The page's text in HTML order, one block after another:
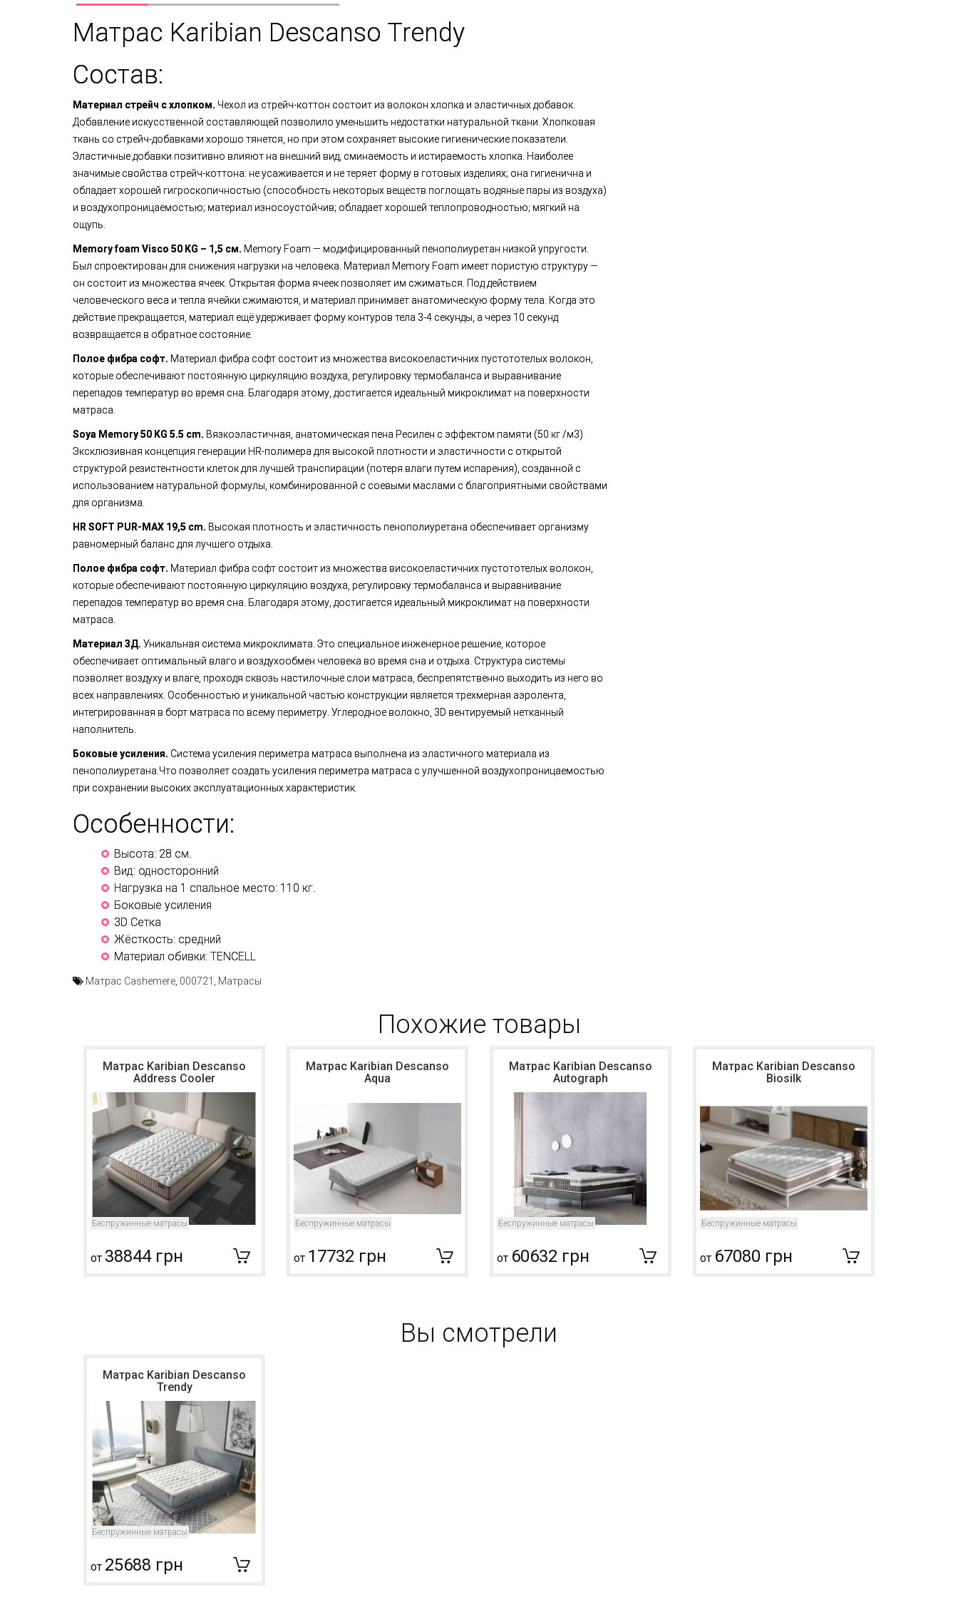
Матрас Karibian Descanso Trendy
Состав:
Материал стрейч с хлопком. Чехол из стрейч-коттон состоит из волокон хлопка и эластичных добавок.
Добавление искусственной составляющей позволило уменьшить недостатки натуральной ткани. Хлопковая
ткань со стрейч-добавками хорошо тянется, но при этом сохраняет высокие гигиенические показатели.
Эластичные добавки позитивно влияют на внешний вид, сминаемость и истираемость хлопка. Наиболее
значимые свойства стрейч-коттона: не усаживается и не теряет форму в готовых изделиях; она гигиенична и
обладает хорошей гигроскопичностью (способность некоторых веществ поглощать водяные пары из воздуха)
и воздухопроницаемостью; материал износоустойчив; обладает хорошей теплопроводностью; мягкий на
ощупь.
Memory foam Visco 50 KG – 1,5 см. Memory Foam — модифицированный пенополиуретан низкой упругости.
Был спроектирован для снижения нагрузки на человека. Материал Memory Foam имеет пористую структуру —
он состоит из множества ячеек. Открытая форма ячеек позволяет им сжиматься. Под действием
человеческого веса и тепла ячейки сжимаются, и материал принимает анатомическую форму тела. Когда это
действие прекращается, материал ещё удерживает форму контуров тела 3-4 секунды, а через 10 секунд
возвращается в обратное состояние.
Полое фибра софт. Материал фибра софт состоит из множества високоеластичних пустототелых волокон,
которые обеспечивают постоянную циркуляцию воздуха, регулировку термобаланса и выравнивание
перепадов температур во время сна. Благодаря этому, достигается идеальный микроклимат на поверхности
матраса.
Soya Memory 50 KG 5.5 cm. Вязкоэластичная, анатомическая пена Ресилен с эффектом памяти (50 кг /м3)
Эксклюзивная концепция генерации HR-полимера для высокой плотности и эластичности с открытой
структурой резистентности клеток для лучшей транспирации (потеря влаги путем испарения), созданной с
использованием натуральной формулы, комбинированной с соевыми маслами с благоприятными свойствами
для организма.
HR SOFT PUR-MAX 19,5 cm. Высокая плотность и эластичность пенополиуретана обеспечивает организму
равномерный баланс для лучшего отдыха.
Полое фибра софт. Материал фибра софт состоит из множества високоеластичних пустототелых волокон,
которые обеспечивают постоянную циркуляцию воздуха, регулировку термобаланса и выравнивание
перепадов температур во время сна. Благодаря этому, достигается идеальный микроклимат на поверхности
матраса.
Материал 3Д. Уникальная система микроклимата. Это специальное инженерное решение, которое
обеспечивает оптимальный влаго и воздухообмен человека во время сна и отдыха. Структура системы
позволяет воздуху и влаге, проходя сквозь настилочные слои матраса, беспрепятственно выходить из него во
всех направлениях. Особенностью и уникальной частью конструкции является трехмерная аэролента,
интегрированная в борт матраса по всему периметру. Углеродное волокно, 3D вентируемый нетканный
наполнитель.
Боковые усиления. Система усиления периметра матраса выполнена из эластичного материала из
пенополиуретана.Что позволяет создать усиления периметра матраса с улучшенной воздухопроницаемостью
при сохранении высоких эксплуатационных характеристик.
Особенности:
Высота: 28 см.
Вид: односторонний
Нагрузка на 1 спальное место: 110 кг.
Боковые усиления
3D Сетка
Жёсткость: средний
Материал обивки: TENCELL
Матрас Cashemere 000721 Матрасы
Похожие товары
Матрас Karibian Descanso
Address Cooler
Беспружинные матрасы
от 38844 грн
Матрас Karibian Descanso
Aqua
Беспружинные матрасы
от 17732 грн
Матрас Karibian Descanso
Autograph
Беспружинные матрасы
от 60632 грн
Матрас Karibian Descanso
Biosilk
Беспружинные матрасы
от 67080 грн
Вы смотрели
Матрас Karibian Descanso
Trendy
Беспружинные матрасы
от 25688 грн